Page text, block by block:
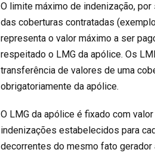
O limite máximo de indenização,
das coberturas contratadas
representa o valor máximo a ser
respeitado o LMG da apólice. Os
transferência de valores de uma
obrigatoriamente da apólice.
O LMG da apólice é fixado com
indenizações estabelecidos para
decorrentes do mesmo fato gerador